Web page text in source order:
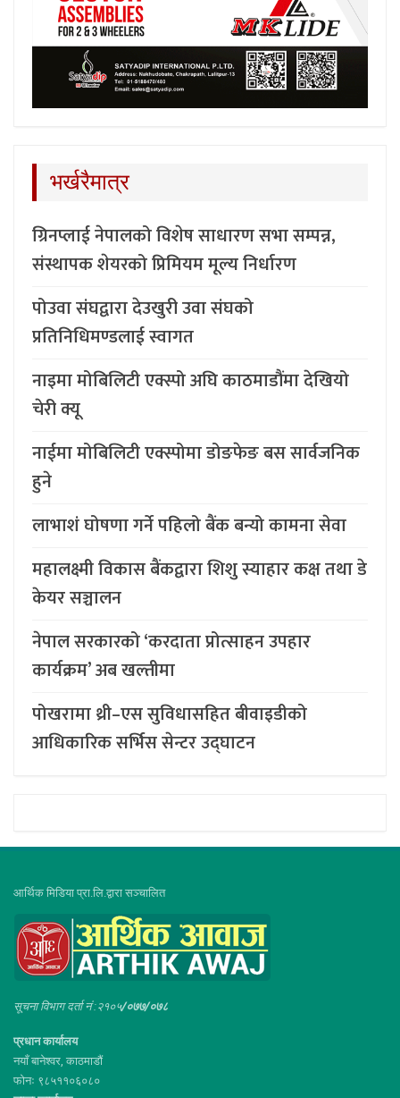
भर्खरैमात्र
ग्रिनप्लाई नेपालको विशेष साधारण सभा सम्पन्न,
संस्थापक शेयरको प्रिमियम मूल्य निर्धारण
पोउवा संघद्वारा देउखुरी उवा संघको
प्रतिनिधिमण्डलाई स्वागत
नाइमा मोबिलिटी एक्स्पो अघि काठमाडौंमा देखियो
चेरी क्यू
नाईमा मोबिलिटी एक्स्पोमा डोङफेङ बस सार्वजनिक
हुने
लाभाशं घोषणा गर्ने पहिलो बैंक बन्यो कामना सेवा
महालक्ष्मी विकास बैंकद्वारा शिशु स्याहार कक्ष तथा डे
केयर सञ्चालन
नेपाल सरकारको ‘करदाता प्रोत्साहन उपहार
कार्यक्रम’ अब खल्तीमा
पोखरामा थ्री–एस सुविधासहित बीवाइडीको
आधिकारिक सर्भिस सेन्टर उद्घाटन
आर्थिक मिडिया प्रा.लि.द्वारा सञ्चालित
सूचना विभाग दर्ता नं :२१०५/०७७/०७८
प्रधान कार्यालय
नयाँ बानेश्वर, काठमाडौं
फोनः ९८५११०६०८०